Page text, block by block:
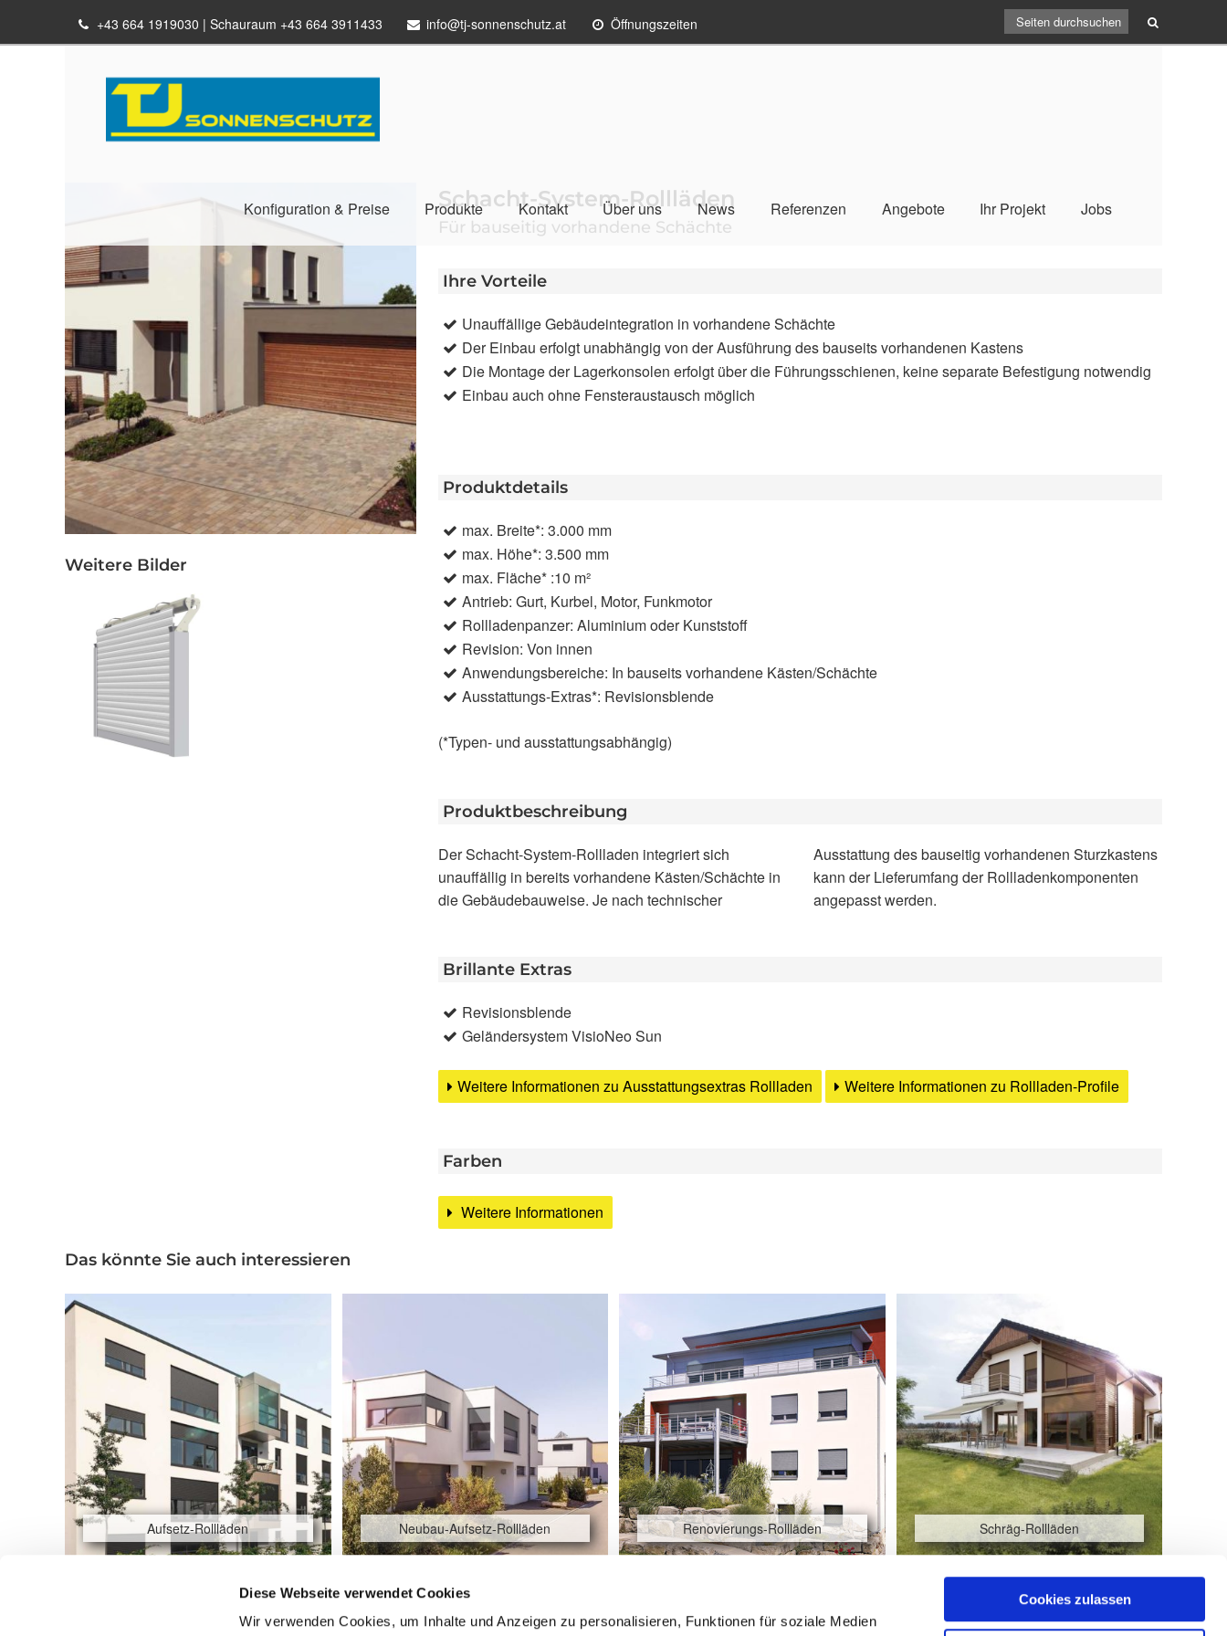
Diese Webseite verwendet Cookies
Wir verwenden Cookies, um Inhalte und Anzeigen zu personalisieren, Funktionen für soziale Medien
Cookies zulassen
+43 664 1919030 info@tj-sonnenschutz.at Öffnungszeiten
Konfiguration & Preise Produkte Kontakt Über uns News Referenzen Angebote Ihr Projekt Jobs
Schacht-System-Rollläden
Für bauseitig vorhandene Schächte
Ihre Vorteile
Unauffällige Gebäudeintegration in vorhandene Schächte
Der Einbau erfolgt unabhängig von der Ausführung des bauseits vorhandenen Kastens
Die Montage der Lagerkonsolen erfolgt über die Führungsschienen, keine separate Befestigung notwendig
Einbau auch ohne Fensteraustausch möglich
Produktdetails
max. Breite*: 3.000 mm
max. Höhe*: 3.500 mm
max. Fläche* :10 m²
Antrieb: Gurt, Kurbel, Motor, Funkmotor
Rollladenpanzer: Aluminium oder Kunststoff
Revision: Von innen
Anwendungsbereiche: In bauseits vorhandene Kästen/Schächte
Ausstattungs-Extras*: Revisionsblende
(*Typen- und ausstattungsabhängig)
Produktbeschreibung
Der Schacht-System-Rollladen integriert sich
unauffällig in bereits vorhandene Kästen/Schächte in
die Gebäudebauweise. Je nach technischer
Ausstattung des bauseitig vorhandenen Sturzkastens
kann der Lieferumfang der Rollladenkomponenten
angepasst werden.
Brillante Extras
Revisionsblende
Geländersystem VisioNeo Sun
Weitere Informationen zu Ausstattungsextras Rollladen Weitere Informationen zu Rollladen-Profile
Farben
Weitere Informationen
Weitere Bilder
Das könnte Sie auch interessieren
Aufsetz-Rollläden Neubau-Aufsetz-Rollläden Renovierungs-Rollläden Schräg-Rollläden
Beitragsnavigation
Schacht-System-Markise mit easyZIP-Führung Neubau-Aufsetz-Markise mit easyZIP-Führung